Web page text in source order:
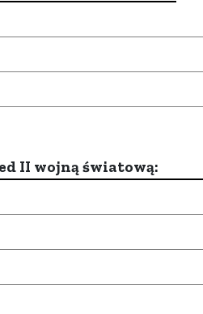
II wojną światową: